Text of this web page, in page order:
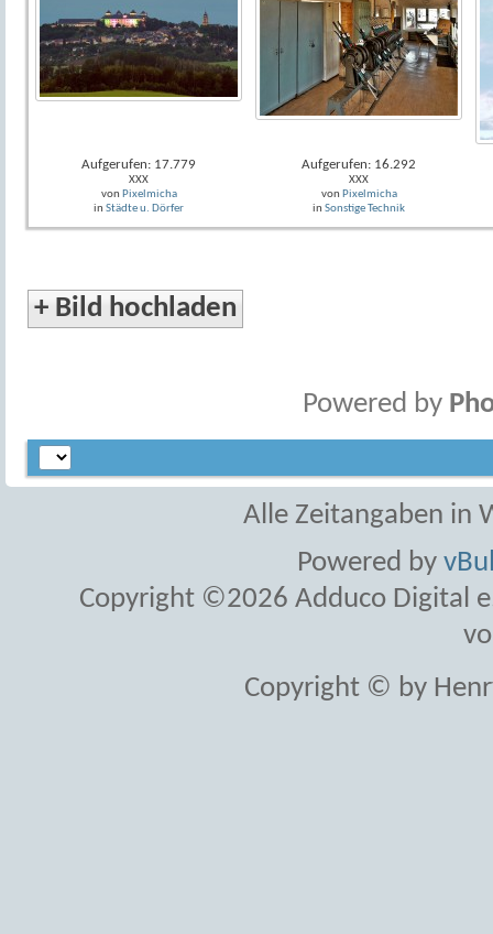
Aufgerufen: 17.779
XXX
von Pixelmicha
in Städte u. Dörfer
Aufgerufen: 16.292
XXX
von Pixelmicha
in Sonstige Technik
+ Bild hochladen
Powered by
Alle Zeitangaben in
Powered by
Copyright ©2026 Adduco Digital
Copyright © by